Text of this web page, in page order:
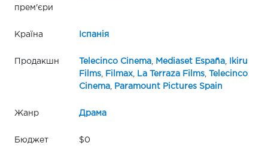
прем'єри
Країна Іспанія
Продакшн Telecinco Cinema, Mediaset España,
Ikiru
Films, Filmax, La Terraza Films,
Telecinco
Cinema, Paramount Pictures Spain
Жанр Драма
Бюджет $0